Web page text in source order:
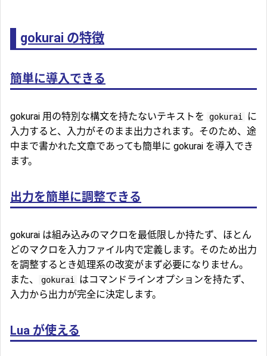
gokurai の特徴
簡単に導入できる
gokurai 用の特別な構文を持たないテキストを gokurai
に
入力すると、入力がそのまま出力されます。そのため、途
中まで書かれた文章であっても簡単に gokurai を導入でき
ます。
出力を簡単に調整できる
gokurai は組み込みのマクロを最低限しか持たず、ほとん
どのマクロを入力ファイル内で定義します。そのため出力
を調整するとき処理系の改変がまず必要になりません。
また、
gokurai
はコマンドラインオプションを持たず、
入力から出力が完全に決定します。
Lua が使える